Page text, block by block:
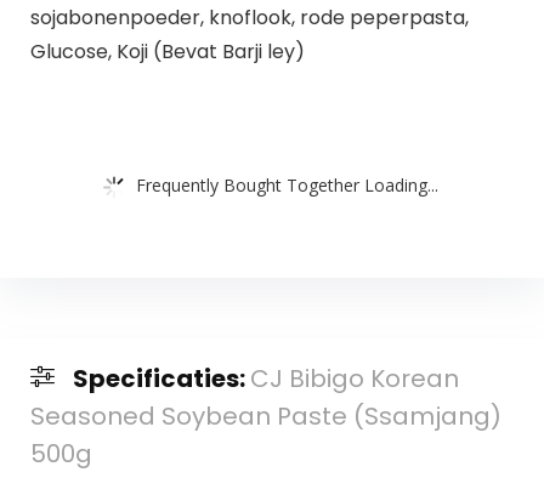
sojabonenpoeder, knoflook, rode peperpasta,
Glucose, Koji (Bevat Barji ley)
Frequently Bought Together Loading...
Specificaties:CJ Bibigo Korean
Seasoned Soybean Paste (Ssamjang)
500g